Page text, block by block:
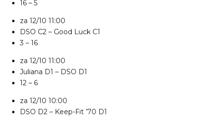
16 – 5
za 12/10 11:00
DSO C2 – Good Luck C1
3 – 16
za 12/10 11:00
Juliana D1 – DSO D1
12 – 6
za 12/10 10:00
DSO D2 – Keep-Fit ’70 D1